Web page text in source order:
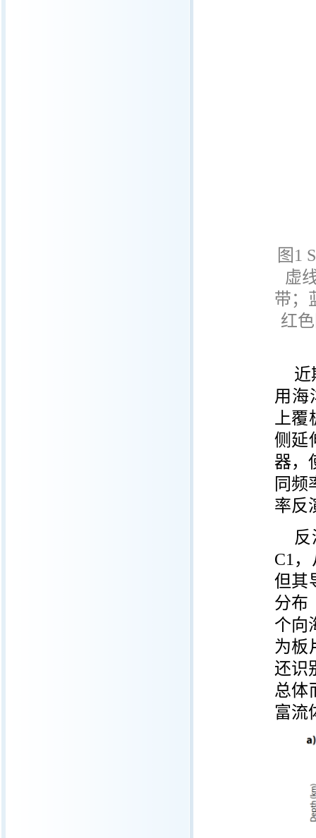
图 1
虚
带；
红
近
用海
上覆
侧延
器，
同频
率反
C1
但其
分布
个向
为板
还识
总体
富流